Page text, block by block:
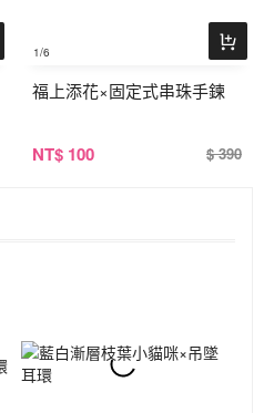
1/6
福上添花×固定式串珠手鍊
NT$ 100 $ 390